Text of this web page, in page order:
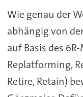
Wie genau der
abhängig von
auf Basis des
Replatforming,
Retire, Retain)